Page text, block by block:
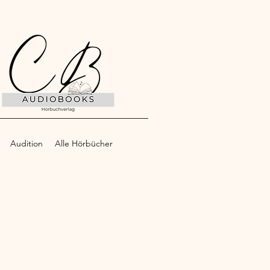
Audition Alle Hörbücher